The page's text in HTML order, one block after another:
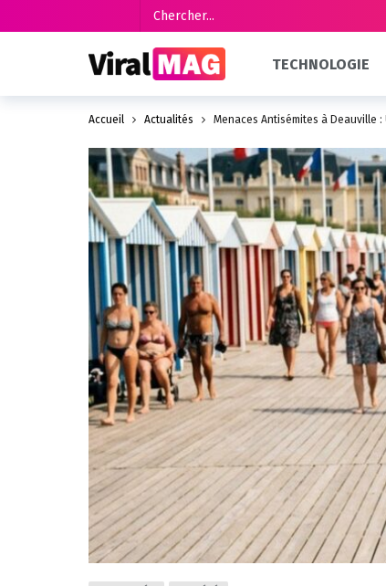
TECHNOLOGIE
Accueil Actualités Menaces Antisémites à Deauville